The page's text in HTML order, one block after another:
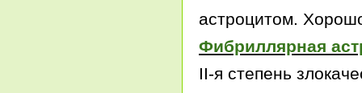
астроцитом.
Фибриллярная
II-я степень